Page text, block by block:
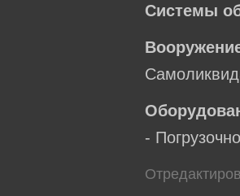
Системы
-